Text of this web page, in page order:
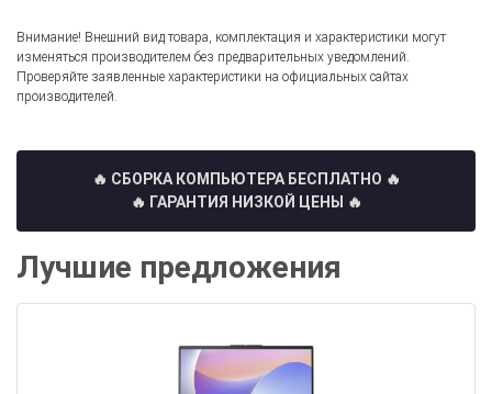
Внимание! Внешний вид товара, комплектация и характеристики могут
изменяться производителем без предварительных уведомлений.
Проверяйте заявленные характеристики на официальных сайтах
производителей.
🔥 СБОРКА КОМПЬЮТЕРА БЕСПЛАТНО 🔥
🔥 ГАРАНТИЯ НИЗКОЙ ЦЕНЫ 🔥
Лучшие предложения